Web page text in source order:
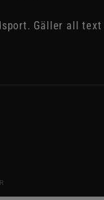
Gäller all text